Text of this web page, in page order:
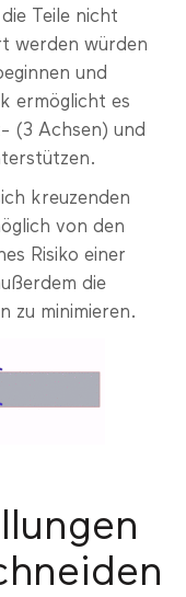
Teile nicht
werden würden
und
ermöglicht es
(3 Achsen) und
kreuzenden
von den
Risiko einer
die
zu minimieren.